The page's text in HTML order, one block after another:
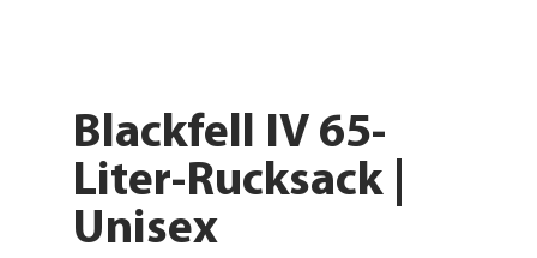
Blackfell IV 65-
Liter-Rucksack |
Unisex